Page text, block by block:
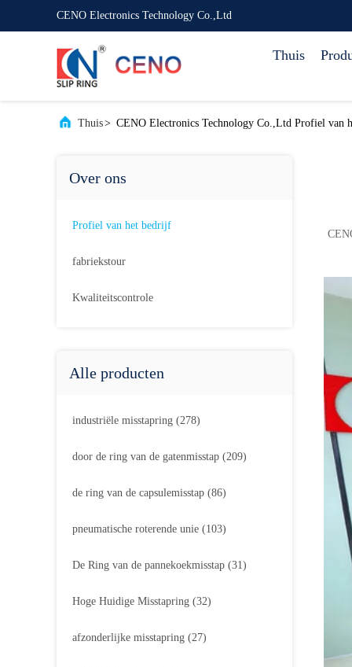
CENO Electronics Technology Co.,Ltd
Thuis
Thuis> CENO Electronics Technology Co.,Ltd Profiel van
Over ons
Profiel van het bedrijf
fabriekstour
Kwaliteitscontrole
Alle producten
industriële misstapring (278)
door de ring van de gatenmisstap (209)
de ring van de capsulemisstap (86)
pneumatische roterende unie (103)
De Ring van de pannekoekmisstap (31)
Hoge Huidige Misstapring (32)
afzonderlijke misstapring (27)